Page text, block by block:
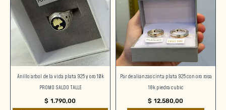
Anillo arbol de la vida plata 925 y oro 10k
PROMO SALDO TALLE
$ 1.790,00
múltiples
variantes.
Las
se
pueden
página
Par de alianzas cinta plata 925 con oro rosa
18k piedra cubic
$ 12.580,00